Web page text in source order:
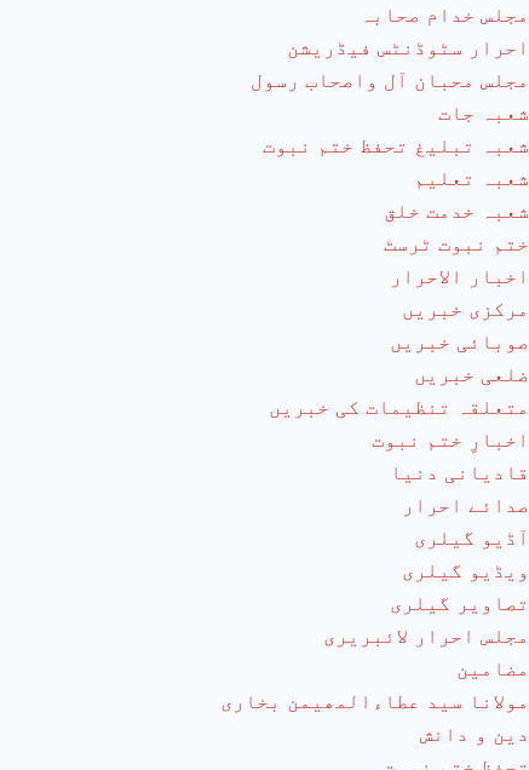
مجلس خدام صحابہ
احرار سٹوڈنٹس فیڈریشن
مجلس محبان آل واصحاب رسول
شعبہ جات
شعبہ تبلیغ تحفظ ختم نبوت
شعبہ تعلیم
شعبہ خدمت خلق
ختم نبوت ٹرسٹ
اخبار الاحرار
مرکزی خبریں
صوبائی خبریں
ضلعی خبریں
متعلقہ تنظیمات کی خبریں
اخبارِ ختم نبوت
قادیانی دنیا
صدائے احرار
آڈیو گیلری
ویڈیو گیلری
تصاویر گیلری
مجلس احرار لائبریری
مضامین
مولانا سید عطاءالمھیمن بخاری
دین و دانش